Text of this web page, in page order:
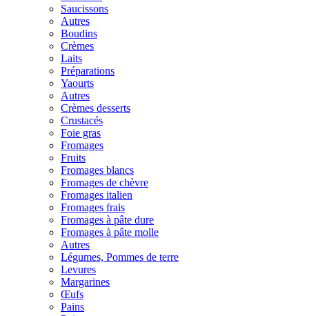
Saucissons
Autres
Boudins
Crèmes
Laits
Préparations
Yaourts
Autres
Crèmes desserts
Crustacés
Foie gras
Fromages
Fruits
Fromages blancs
Fromages de chèvre
Fromages italien
Fromages frais
Fromages à pâte dure
Fromages à pâte molle
Autres
Légumes, Pommes de terre
Levures
Margarines
Œufs
Pains